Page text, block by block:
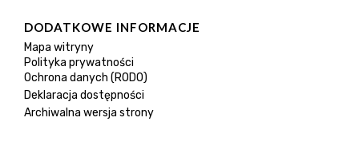
DODATKOWE INFORMACJE
Mapa witryny
Polityka prywatności
Ochrona danych (RODO)
Deklaracja dostępności
Archiwalna wersja strony